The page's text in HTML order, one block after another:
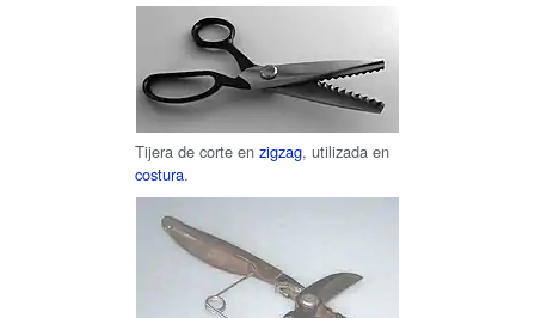
Tijera de corte en zigzag, utilizada en
costura.